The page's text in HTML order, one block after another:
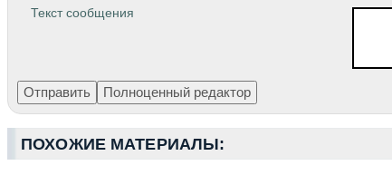
Текст сообщения
ПОХОЖИЕ МАТЕРИАЛЫ: